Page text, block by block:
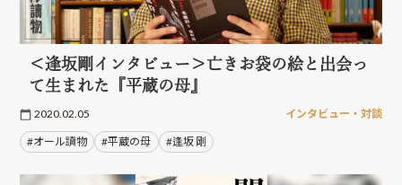
＜逢坂剛インタビュー＞亡きお袋の絵と出会っ
て生まれた『平蔵の母』
2020.02.05 インタビュー・対談
#オール讀物 #平蔵の母 #逢坂 剛